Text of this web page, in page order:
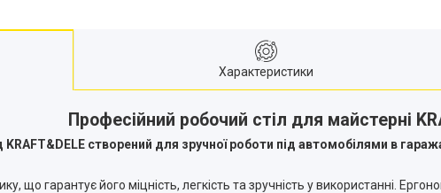
Характеристики
Професійний робочий стіл для майстерні
створений для зручної роботи під автомобілями в
що гарантує його міцність, легкість та зручність у використанні.